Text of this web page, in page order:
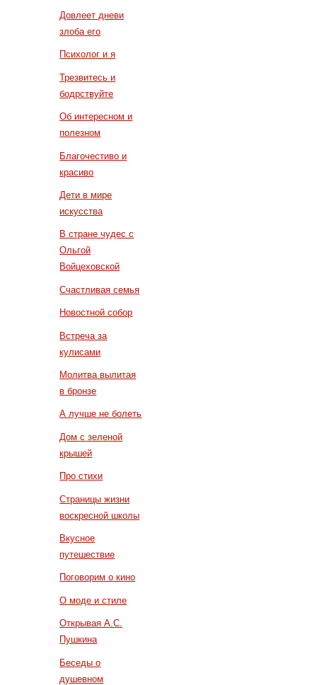
Довлеет дневи
злоба его
Психолог и я
Трезвитесь и
бодрствуйте
Об интересном и
полезном
Благочестиво и
красиво
Дети в мире
искусства
В стране чудес с
Ольгой
Войцеховской
Счастливая семья
Новостной собор
Встреча за
кулисами
Молитва вылитая
в бронзе
А лучше не болеть
Дом с зеленой
крышей
Про стихи
Страницы жизни
воскресной школы
Вкусное
путешествие
Поговорим о кино
О моде и стиле
Открывая А.С.
Пушкина
Беседы о
душевном